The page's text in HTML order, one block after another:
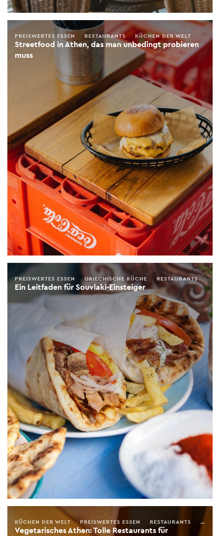
Streetfood in Athen, das man unbedingt probieren
muss
PREISWERTES ESSEN RESTAURANTS KÜCHEN DER WELT
Ein Leitfaden für Souvlaki-Einsteiger
PREISWERTES ESSEN GRIECHISCHE KÜCHE RESTAURANTS
Vegetarisches Athen: Tolle Restaurants für
KÜCHEN DER WELT PREISWERTES ESSEN RESTAURANTS LGBT+